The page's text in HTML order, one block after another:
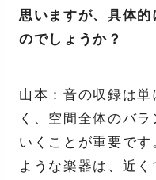
思いますが、具体
のでしょうか？
山本：音の収録は
く、空間全体のバ
いくことが重要で
ような楽器は、近